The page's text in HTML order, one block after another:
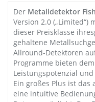
Der Metalldetektor
Version 2.0
dieser Preisklasse
gehaltene
Allround-Detektoren
Programme bieten
Leistungspotenzial
Ein großes Plus ist das
eine intuitive